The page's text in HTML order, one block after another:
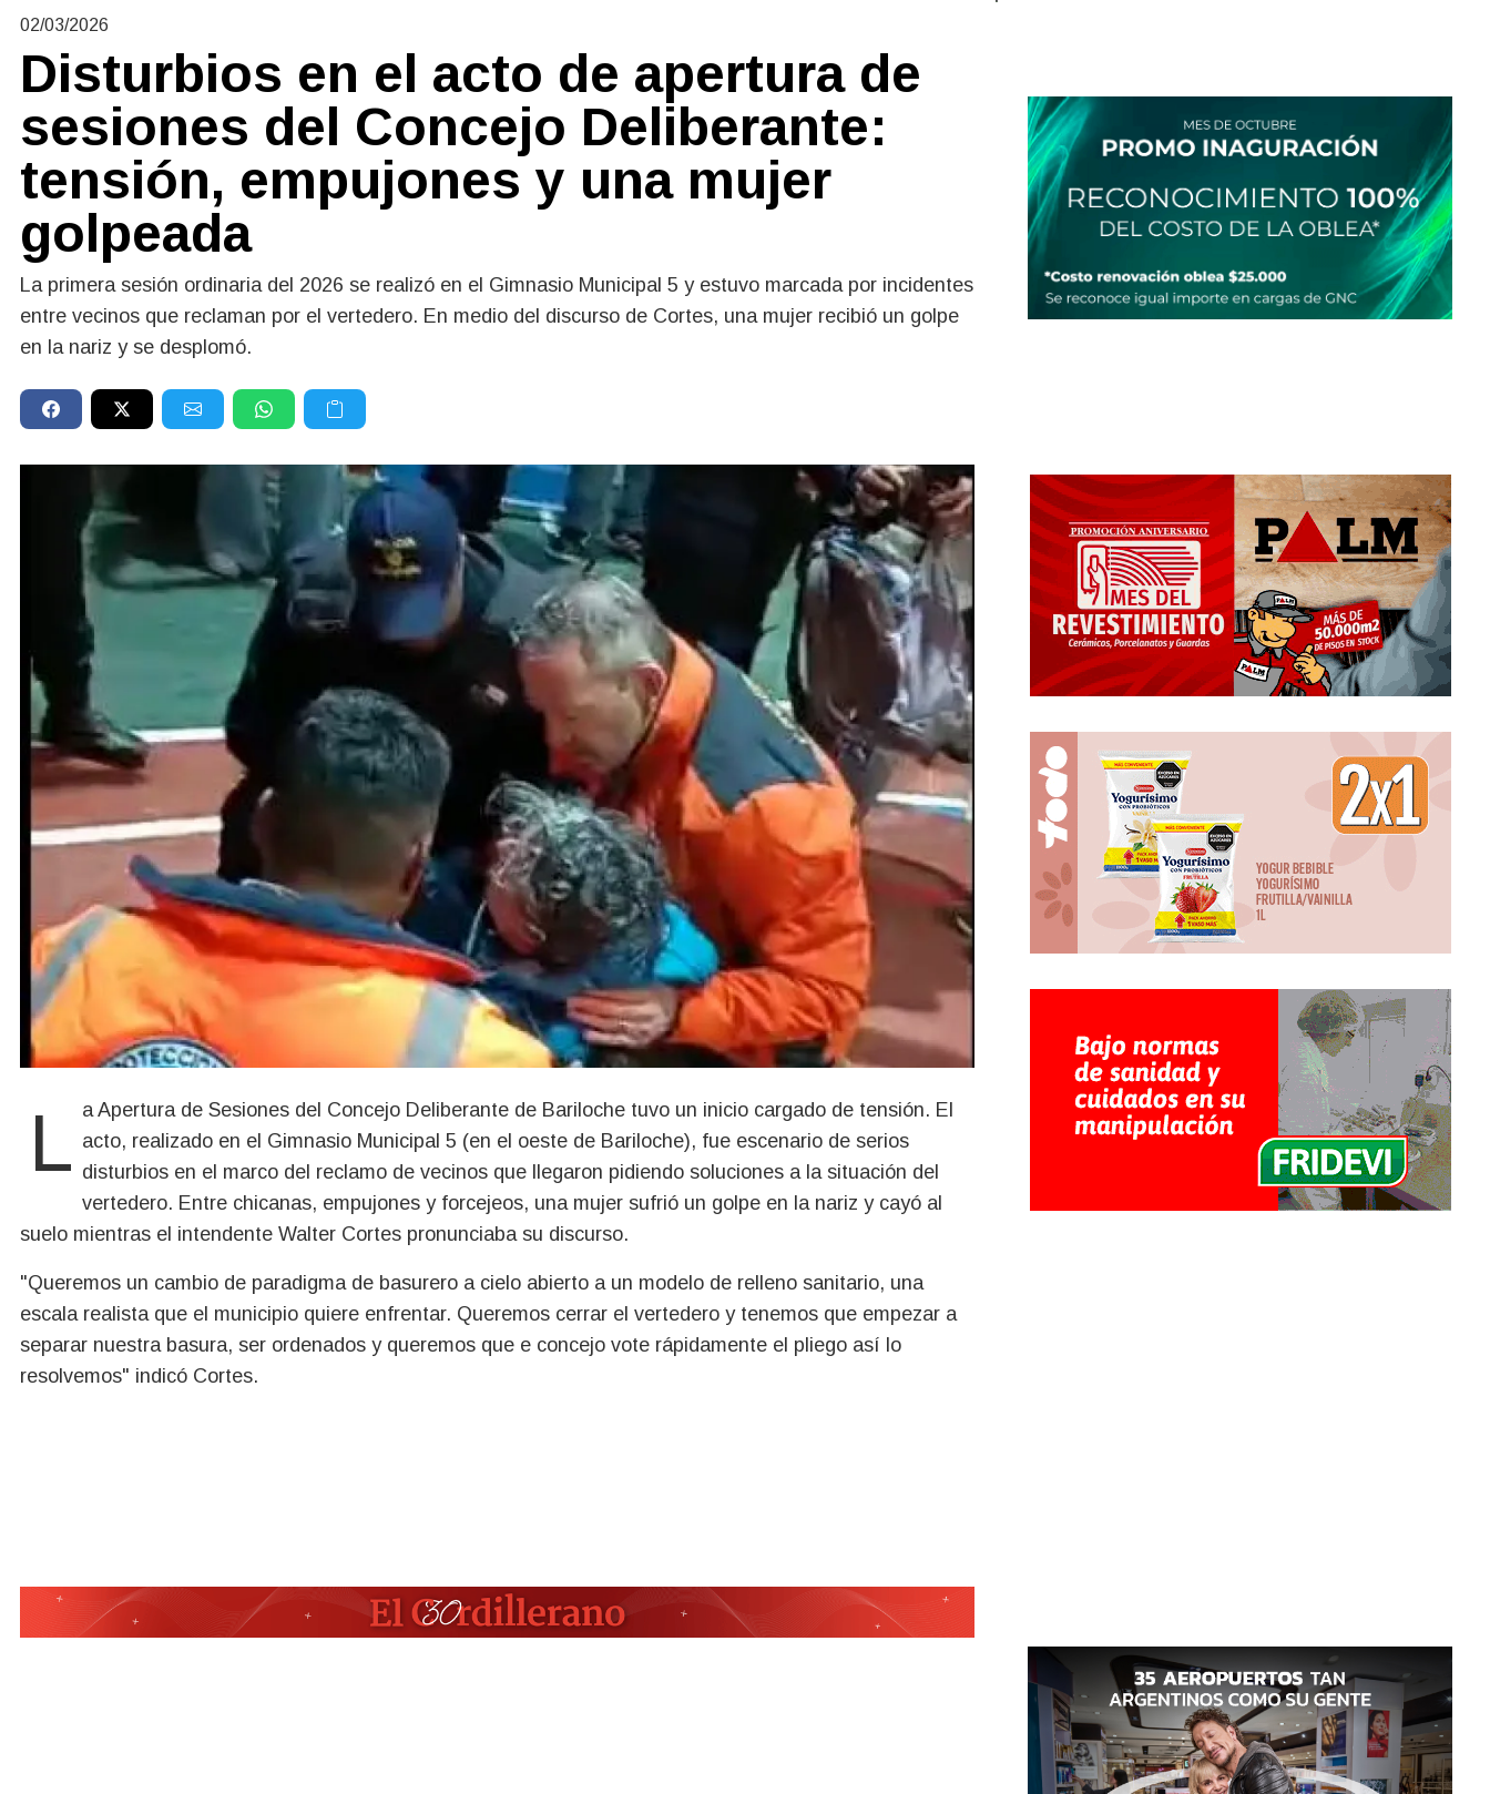
02/03/2026
Disturbios en el acto de apertura de
sesiones del Concejo Deliberante:
tensión, empujones y una mujer
golpeada
La primera sesión ordinaria del 2026 se realizó en el Gimnasio Municipal 5 y estuvo marcada por incidentes
entre vecinos que reclaman por el vertedero. En medio del discurso de Cortes, una mujer recibió un golpe
en la nariz y se desplomó.
La Apertura de Sesiones del Concejo Deliberante de Bariloche tuvo un inicio cargado de tensión. El acto, realizado en el Gimnasio Municipal 5 (en el oeste de Bariloche), fue escenario de serios
disturbios en el marco del reclamo de vecinos que llegaron pidiendo soluciones a la situación del
vertedero. Entre chicanas, empujones y forcejeos, una mujer sufrió un golpe en la nariz y cayó al
suelo mientras el intendente Walter Cortes pronunciaba su discurso.
"Queremos un cambio de paradigma de basurero a cielo abierto a un modelo de relleno sanitario, una
escala realista que el municipio quiere enfrentar. Queremos cerrar el vertedero y tenemos que empezar a
separar nuestra basura, ser ordenados y queremos que e concejo vote rápidamente el pliego así lo
resolvemos" indicó Cortes.